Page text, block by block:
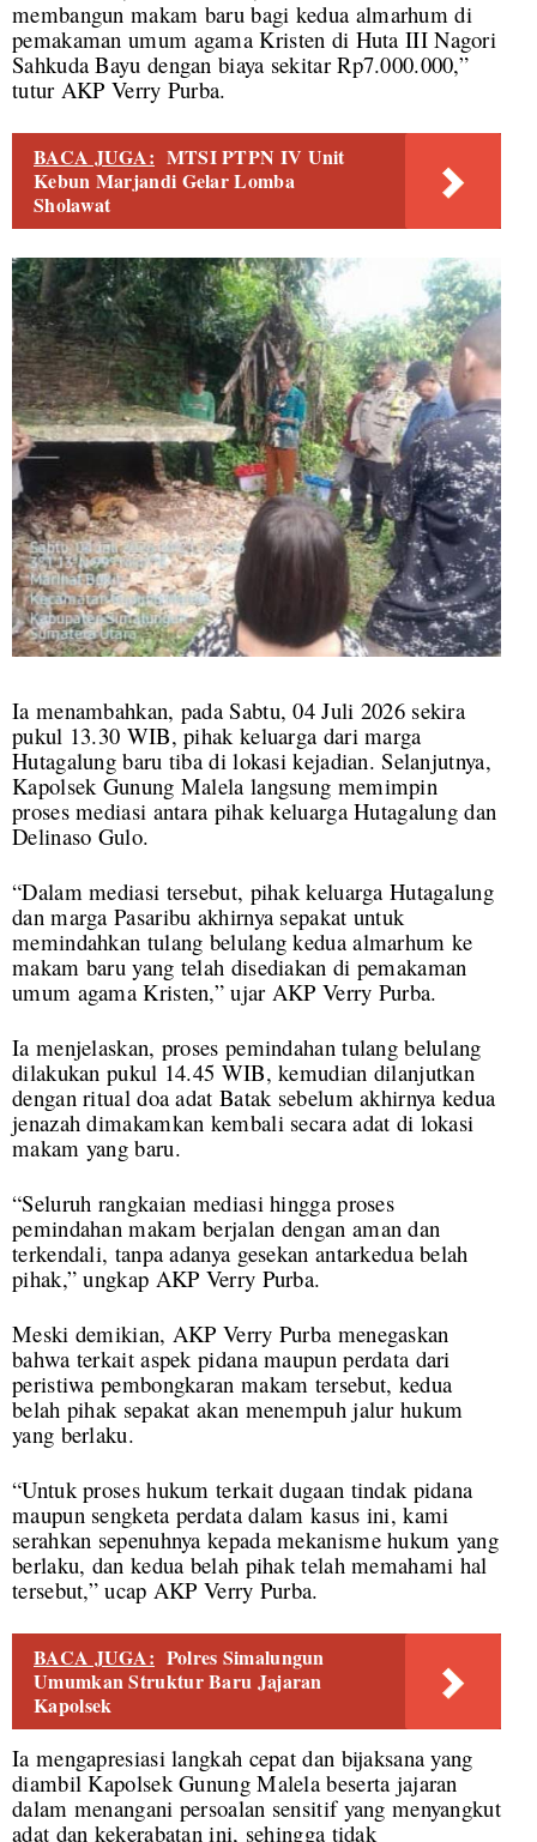
membangun makam baru bagi kedua almarhum di
pemakaman umum agama Kristen di Huta III Nagori
Sahkuda Bayu dengan biaya sekitar Rp7.000.000,”
tutur AKP Verry Purba.
BACA JUGA: MTSI PTPN IV Unit
Kebun Marjandi Gelar Lomba
Sholawat
Ia menambahkan, pada Sabtu, 04 Juli 2026 sekira
pukul 13.30 WIB, pihak keluarga dari marga
Hutagalung baru tiba di lokasi kejadian. Selanjutnya,
Kapolsek Gunung Malela langsung memimpin
proses mediasi antara pihak keluarga Hutagalung dan
Delinaso Gulo.
“Dalam mediasi tersebut, pihak keluarga Hutagalung
dan marga Pasaribu akhirnya sepakat untuk
memindahkan tulang belulang kedua almarhum ke
makam baru yang telah disediakan di pemakaman
umum agama Kristen,” ujar AKP Verry Purba.
Ia menjelaskan, proses pemindahan tulang belulang
dilakukan pukul 14.45 WIB, kemudian dilanjutkan
dengan ritual doa adat Batak sebelum akhirnya kedua
jenazah dimakamkan kembali secara adat di lokasi
makam yang baru.
“Seluruh rangkaian mediasi hingga proses
pemindahan makam berjalan dengan aman dan
terkendali, tanpa adanya gesekan antarkedua belah
pihak,” ungkap AKP Verry Purba.
Meski demikian, AKP Verry Purba menegaskan
bahwa terkait aspek pidana maupun perdata dari
peristiwa pembongkaran makam tersebut, kedua
belah pihak sepakat akan menempuh jalur hukum
yang berlaku.
“Untuk proses hukum terkait dugaan tindak pidana
maupun sengketa perdata dalam kasus ini, kami
serahkan sepenuhnya kepada mekanisme hukum yang
berlaku, dan kedua belah pihak telah memahami hal
tersebut,” ucap AKP Verry Purba.
BACA JUGA: Polres Simalungun
Umumkan Struktur Baru Jajaran
Kapolsek
Ia mengapresiasi langkah cepat dan bijaksana yang
diambil Kapolsek Gunung Malela beserta jajaran
dalam menangani persoalan sensitif yang menyangkut
adat dan kekerabatan ini, sehingga tidak